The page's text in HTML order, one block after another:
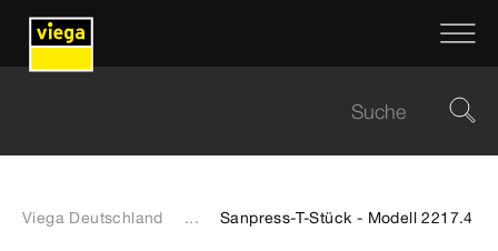
Viega Deutschland ... Sanpress-T-Stück - Modell 2217.4